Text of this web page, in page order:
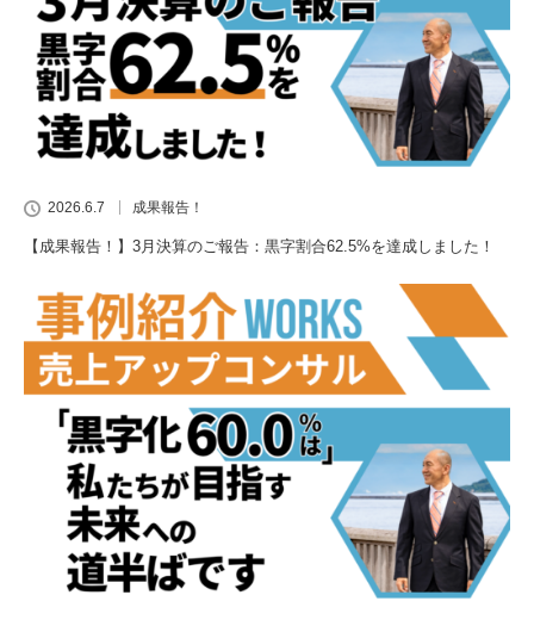
2026.6.7 成果報告！
【成果報告！】3月決算のご報告：黒字割合62.5%を達成しました！